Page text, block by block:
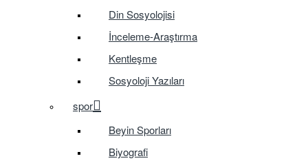
Din Sosyolojisi
İnceleme-Araştırma
Kentleşme
Sosyoloji Yazıları
spor
Beyin Sporları
Biyografi